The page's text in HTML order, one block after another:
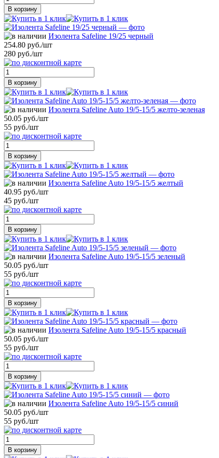
В корзину
Изолента Safeline 19/25 черный
254.80 руб./шт
280 руб./шт
В корзину
Изолента Safeline Auto 19/5-15/5 желто-зеленая
50.05 руб./шт
55 руб./шт
В корзину
Изолента Safeline Auto 19/5-15/5 желтый
40.95 руб./шт
45 руб./шт
В корзину
Изолента Safeline Auto 19/5-15/5 зеленый
50.05 руб./шт
55 руб./шт
В корзину
Изолента Safeline Auto 19/5-15/5 красный
50.05 руб./шт
55 руб./шт
В корзину
Изолента Safeline Auto 19/5-15/5 синий
50.05 руб./шт
55 руб./шт
В корзину